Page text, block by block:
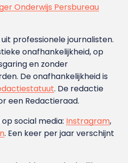
Onderwijs Persbureau
professionele journalisten.
onafhankelijkheid, op
en zonder
De onafhankelijkheid is
. De redactie
een Redactieraad.
social media: Instragram,
. Een keer per jaar verschijnt